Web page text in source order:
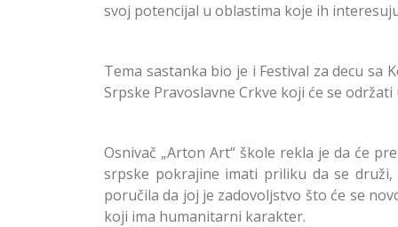
svoj potencijal u oblastima koje ih
Tema sastanka bio je i Festival za decu
Srpske Pravoslavne Crkve koji će se
Osnivač „Arton Art“ škole rekla je da će
srpske pokrajine imati priliku da se
poručila da joj je zadovoljstvo što će se
koji ima humanitarni karakter.